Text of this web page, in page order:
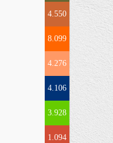
4.550
8.099
4.276
4.106
3.928
1.094